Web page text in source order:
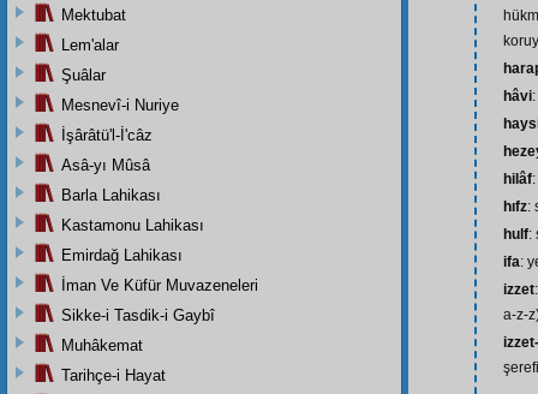
hâvi
hilâf
hıfz:
hulf:
ifa:
izzet
a-z-
Mektubat
Lem'alar
Şuâlar
Mesnevî-i Nuriye
İşârâtü'l-İ'câz
Asâ-yı Mûsâ
Barla Lahikası
Kastamonu Lahikası
Emirdağ Lahikası
İman Ve Küfür Muvazeneleri
Sikke-i Tasdik-i Gaybî
Muhâkemat
Tarihçe-i Hayat